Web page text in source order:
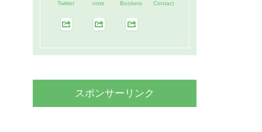
Twitter note Bookers Contact
スポンサーリンク